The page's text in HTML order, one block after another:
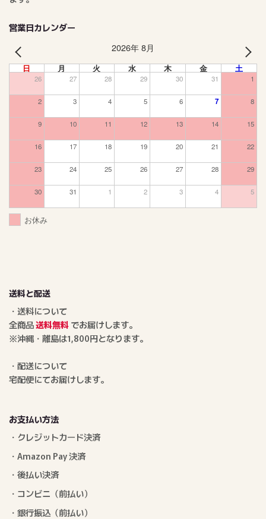
営業日カレンダー
2026年 8月
日 月 火 水 木 金 土
26 27 28 29 30 31 1
2 3 4 5 6 7 8
9 10 11 12 13 14 15
16 17 18 19 20 21 22
23 24 25 26 27 28 29
30 31 1 2 3 4 5
お休み
送料と配送
・送料について
全商品送料無料でお届けします。
※沖縄・離島は1,800円となります。
・配送について
宅配便にてお届けします。
お支払い方法
・クレジットカード決済
・Amazon Pay 決済
・後払い決済
・コンビニ（前払い）
・銀行振込（前払い）